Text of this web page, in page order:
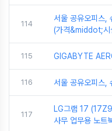
114
서울 공유오피스,
(가격&middot;
115 GIGABYTE
116 서울 공유오피스,
117
LG그램 17
사무 업무용 노트